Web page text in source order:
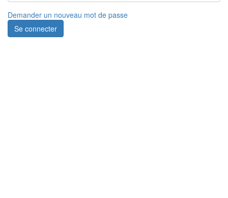
Demander un nouveau mot de passe
Se connecter